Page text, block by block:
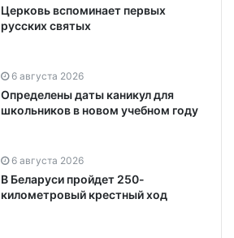
Церковь вспоминает первых
русских святых
6 августа 2026
Определены даты каникул для
школьников в новом учебном году
6 августа 2026
В Беларуси пройдет 250-
километровый крестный ход